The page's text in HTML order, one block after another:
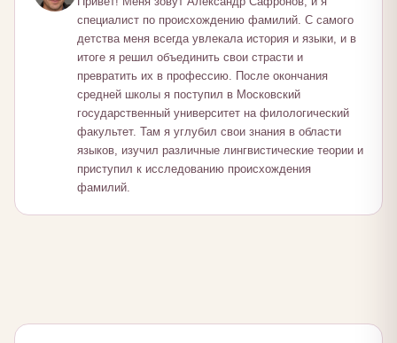
специалист по происхождению фамилий. С самого
детства меня всегда увлекала история и языки, и в
итоге я решил объединить свои страсти и
превратить их в профессию. После окончания
средней школы я поступил в Московский
государственный университет на филологический
факультет. Там я углубил свои знания в области
языков, изучил различные лингвистические теории и
приступил к исследованию происхождения
фамилий.